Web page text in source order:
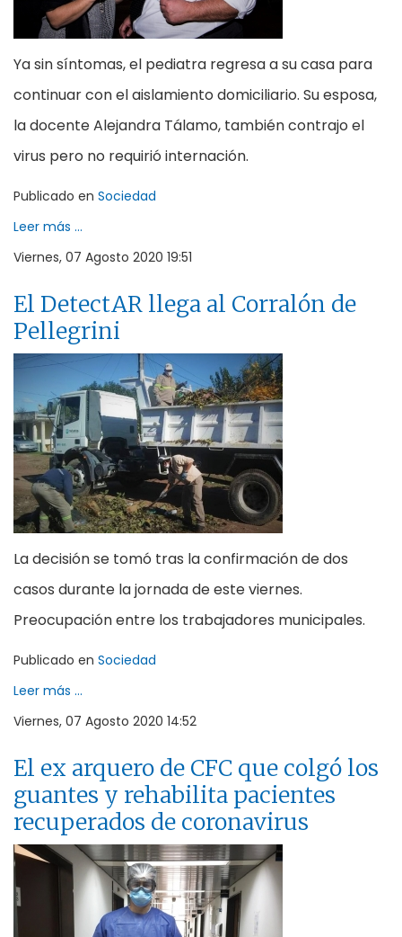
Ya sin síntomas, el pediatra regresa a su casa para
continuar con el aislamiento domiciliario. Su esposa,
la docenteAlejandra Tálamo, también contrajo el
virus pero no requirió internación.
Publicado en Sociedad
Leer más ...
Viernes, 07 Agosto 2020 19:51
El DetectAR llega al Corralón de
Pellegrini
La decisión se tomó tras la confirmación de dos
casos durante la jornada de este viernes.
Preocupación entre los trabajadores municipales.
Publicado en Sociedad
Leer más ...
Viernes, 07 Agosto 2020 14:52
El ex arquero de CFC que colgó los
guantes y rehabilita pacientes
recuperados de coronavirus